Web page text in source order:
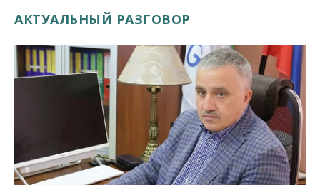
АКТУАЛЬНЫЙ РАЗГОВОР